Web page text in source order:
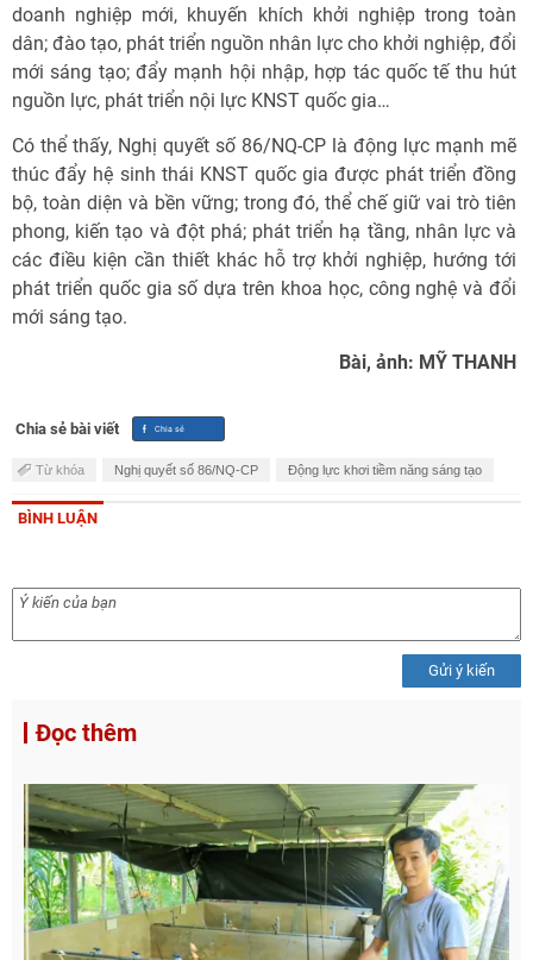
doanh nghiệp mới, khuyến khích khởi nghiệp trong toàn
dân; đào tạo, phát triển nguồn nhân lực cho khởi nghiệp, đổi
mới sáng tạo; đẩy mạnh hội nhập, hợp tác quốc tế thu hút
nguồn lực, phát triển nội lực KNST quốc gia…
Có thể thấy, Nghị quyết số 86/NQ-CP là động lực mạnh mẽ
thúc đẩy hệ sinh thái KNST quốc gia được phát triển đồng
bộ, toàn diện và bền vững; trong đó, thể chế giữ vai trò tiên
phong, kiến tạo và đột phá; phát triển hạ tầng, nhân lực và
các điều kiện cần thiết khác hỗ trợ khởi nghiệp, hướng tới
phát triển quốc gia số dựa trên khoa học, công nghệ và đổi
mới sáng tạo.
Bài, ảnh: MỸ THANH
Chia sẻ bài viết
Từ khóa Nghị quyết số 86/NQ-CP Động lực khơi tiềm năng sáng tạo
BÌNH LUẬN
Gửi ý kiến
Đọc thêm